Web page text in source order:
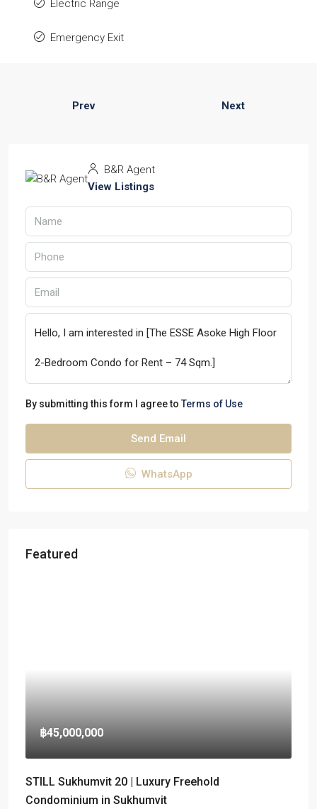
Electric Range
Emergency Exit
Prev Next
B&R Agent
View Listings
By submitting this form I agree to Terms of Use
Send Email
WhatsApp
Featured
฿45,000,000
STILL Sukhumvit 20 | Luxury Freehold
Condominium in Sukhumvit